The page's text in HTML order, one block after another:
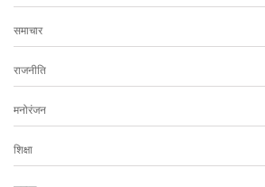
समाचार
राजनीति
मनोरंजन
शिक्षा